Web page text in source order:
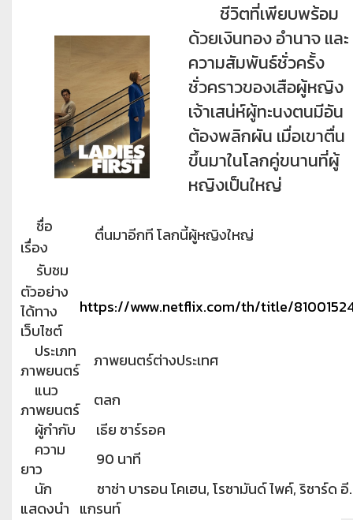
ชีวิตที่เพียบพร้อม
ด้วยเงินทอง อำนาจ และ
ความสัมพันธ์ชั่วครั้ง
ชั่วคราวของเสือผู้หญิง
เจ้าเสน่ห์ผู้ทะนงตนมีอัน
ต้องพลิกผัน เมื่อเขาตื่น
ขึ้นมาในโลกคู่ขนานที่ผู้
หญิงเป็นใหญ่
ชื่อ
เรื่อง
ตื่นมาอีกที โลกนี้ผู้หญิงใหญ่
รับชม
ตัวอย่าง
ได้ทาง
เว็บไซต์
https://www.netflix.com/th/title/
ประเภท
ภาพยนตร์
ภาพยนตร์ต่างประเทศ
แนว
ภาพยนตร์
ตลก
ผู้กำกับ
เธีย ชาร์รอค
ความ
ยาว
90 นาที
นัก
แสดงนำ
ซาช่า บารอน โคเฮน, โรซามันด์ ไพค์, ริชาร์ด อี.
แกรนท์